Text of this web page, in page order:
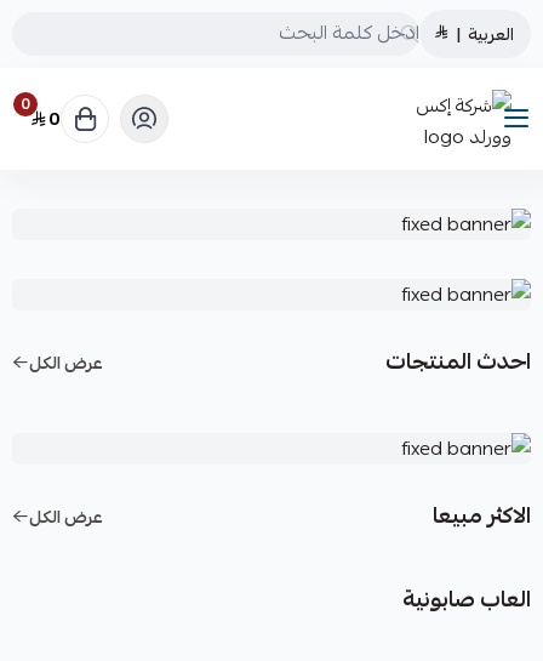
العربية |
شركة إكس وورلد
0 0
احدث المنتجات عرض الكل
الاكثر مبيعا عرض الكل
العاب صابونية